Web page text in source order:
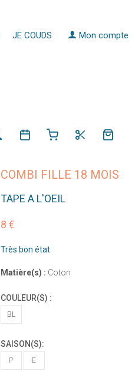
JE COUDS Mon compte
COMBI FILLE 18 MOIS
TAPE A L'OEIL
8 €
Très bon état
Matière(s) : Coton
COULEUR(S) :
BL
SAISON(S):
P E